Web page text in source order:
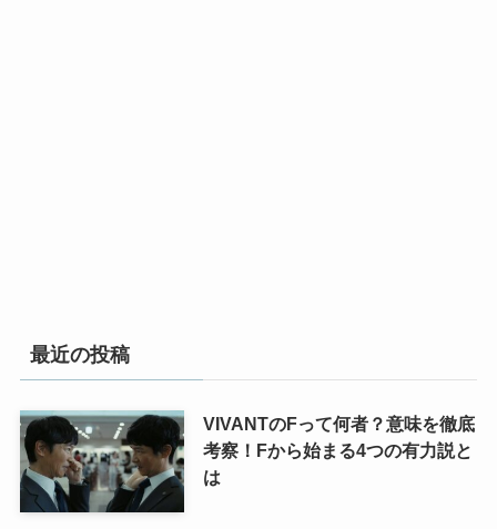
最近の投稿
VIVANTのFって何者？意味を徹底
考察！Fから始まる4つの有力説と
は